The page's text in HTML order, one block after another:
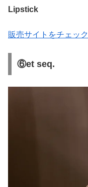
Lipstick
販売サイトをチェック
⑥et seq.